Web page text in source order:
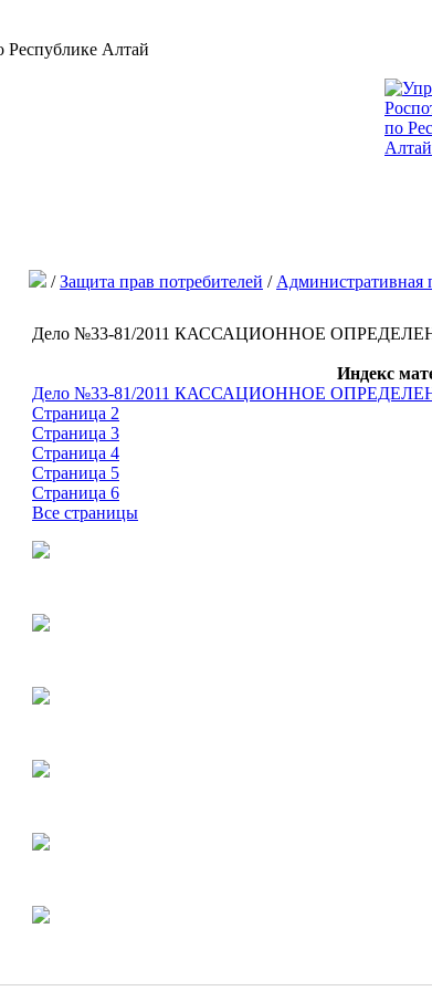
/Защита прав потребителей / Административная
Дело №33-81/2011 КАССАЦИОННОЕ
Индекс
Дело №33-81/2011 КАССАЦИОННОЕ
Страница 2
Страница 3
Страница 4
Страница 5
Страница 6
Все страницы